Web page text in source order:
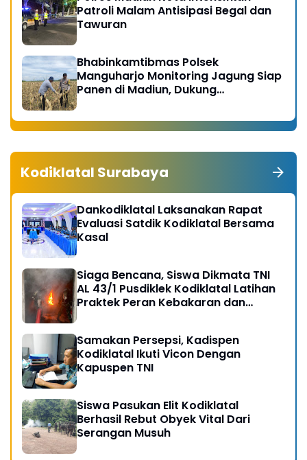
Patroli Malam Antisipasi Begal dan
Tawuran
Bhabinkamtibmas Polsek
Manguharjo Monitoring Jagung Siap
Panen di Madiun, Dukung
Kodiklatal Surabaya
Dankodiklatal Laksanakan Rapat
Evaluasi Satdik Kodiklatal Bersama
Kasal
Siaga Bencana, Siswa Dikmata TNI
AL 43/1 Pusdiklek Kodiklatal Latihan
Praktek Peran Kebakaran dan
Samakan Persepsi, Kadispen
Kodiklatal Ikuti Vicon Dengan
Kapuspen TNI
Siswa Pasukan Elit Kodiklatal
Berhasil Rebut Obyek Vital Dari
Serangan Musuh